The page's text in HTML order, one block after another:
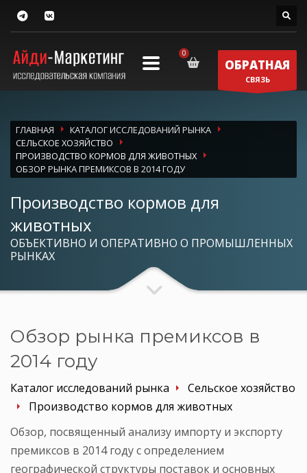
ОБРАТНАЯ
СВЯЗЬ
ГЛАВНАЯ
КАТАЛОГ ИССЛЕДОВАНИЙ РЫНКА
СЕЛЬСКОЕ ХОЗЯЙСТВО
ПРОИЗВОДСТВО КОРМОВ ДЛЯ ЖИВОТНЫХ
ОБЗОР РЫНКА ПРЕМИКСОВ В 2014 ГОДУ
Производство кормов для
животных
ОБЪЕКТИВНО И ОПЕРАТИВНО О ПРОМЫШЛЕННЫХ
РЫНКАХ
Обзор рынка премиксов в
2014 году
Каталог исследований рынка
Сельское хозяйство
Производство кормов для животных
Обзор, посвященный анализу импорту и экспорту
премиксов в 2014 году с определением
географической структуры поставок и основных